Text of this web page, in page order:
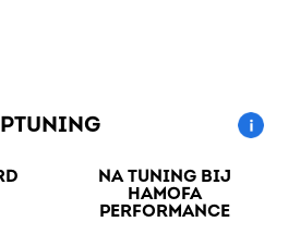
NA TUNING BIJ
HAMOFA
PERFORMANCE